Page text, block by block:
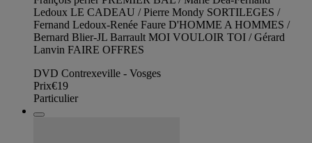
Ledoux LE CADEAU / Pierre Mondy SORTILEGES /
Fernand Ledoux-Renée Faure D'HOMME A HOMMES /
Bernard Blier-JL Barrault MOI VOULOIR TOI / Gérard
Lanvin FAIRE OFFRES
DVD Contrexeville - Vosges
Prix€19
Particulier